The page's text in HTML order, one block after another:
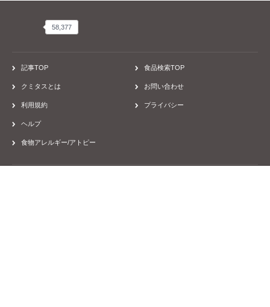
記事TOP 食品検索TOP
クミタスとは お問い合わせ
利用規約
ヘルプ